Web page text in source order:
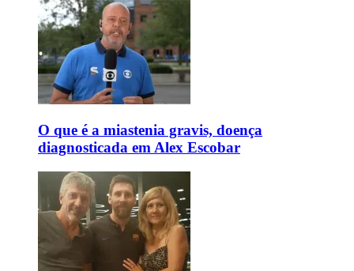
O que é a miastenia gravis, doença
diagnosticada em Alex Escobar